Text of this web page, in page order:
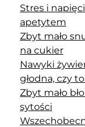
Stres i
apetytem
Zbyt mało
na cukier
Nawyki
głodna, czy
Zbyt mało
sytości